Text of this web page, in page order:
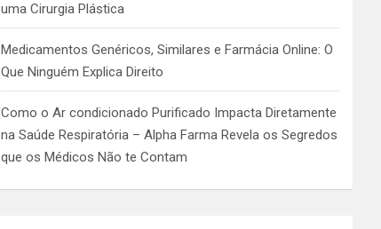
uma Cirurgia Plástica
Medicamentos Genéricos, Similares e Farmácia Online: O
Que Ninguém Explica Direito
Como o Ar condicionado Purificado Impacta Diretamente
na Saúde Respiratória – Alpha Farma Revela os Segredos
que os Médicos Não te Contam